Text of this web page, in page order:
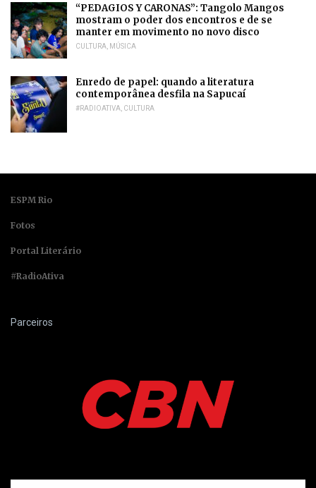
“PEDAGIOS Y CARONAS”: Tangolo Mangos
mostram o poder dos encontros e de se
manter em movimento no novo disco
CULTURA, MÚSICA
Enredo de papel: quando a literatura
contemporânea desfila na Sapucaí
#RADIOATIVA, CULTURA
ESPM Rio
Fotos
Portal Literário
#RadioAtiva
Parceiros